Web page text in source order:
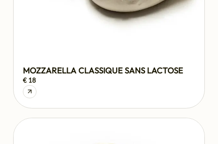
MOZZARELLA CLASSIQUE SANS LACTOSE
€ 18